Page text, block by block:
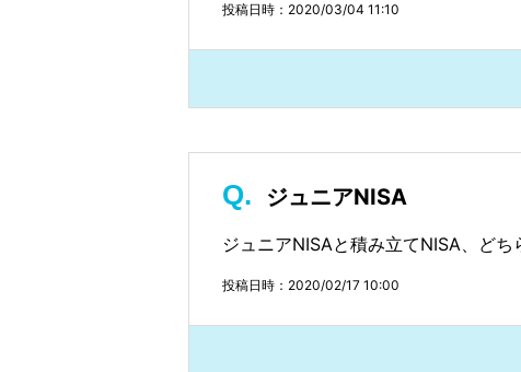
投稿日時：2020/03/04 11:10
ジュニアNISA
ジュニアNISAと積み立てNISA、どち
投稿日時：2020/02/17 10:00